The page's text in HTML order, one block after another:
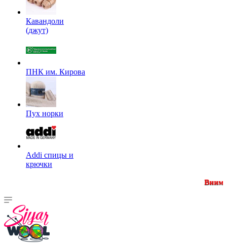
Кавандоли
(джут)
ПНК им. Кирова
Пух норки
Addi спицы и
крючки
Внимание!